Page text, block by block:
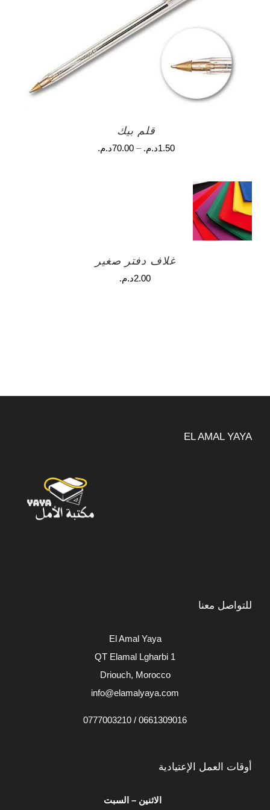
قلم بيك
1.50د.م. –
70.00د.م.
غلاف دفتر صغير
2.00د.م.
EL AMAL YAYA
للتواصل معنا
El Amal Yaya
QT Elamal Lgharbi 1
Driouch, Morocco
info@elamalyaya.com
0661309016 / 0777003210
أوقات العمل الإعتيادية
الاثنين – السبت